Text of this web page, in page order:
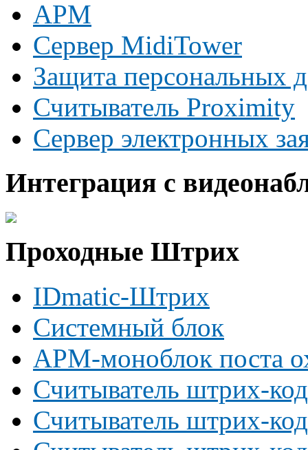
АРМ
Сервер MidiTower
Защита персональных
Считыватель Proximity
Сервер электронных
Интеграция с
Проходные Штрих
IDmatic-Штрих
Системный блок
АРМ-моноблок поста
Считыватель штрих-
Считыватель штрих-